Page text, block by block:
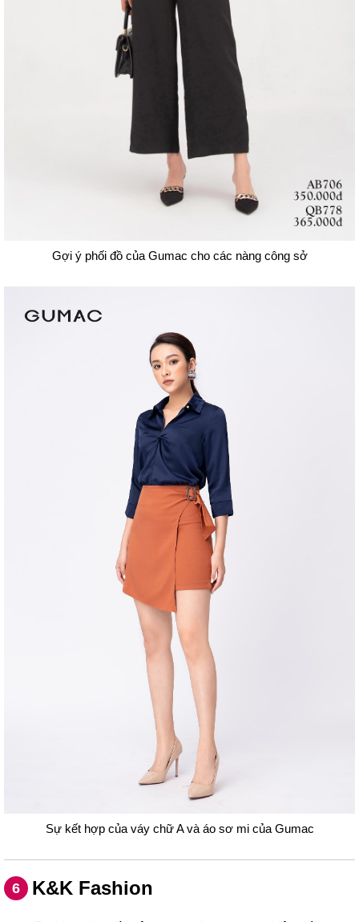
Gợi ý phối đồ của Gumac cho các nàng công sở
Sự kết hợp của váy chữ A và áo sơ mi của Gumac
6 K&K Fashion